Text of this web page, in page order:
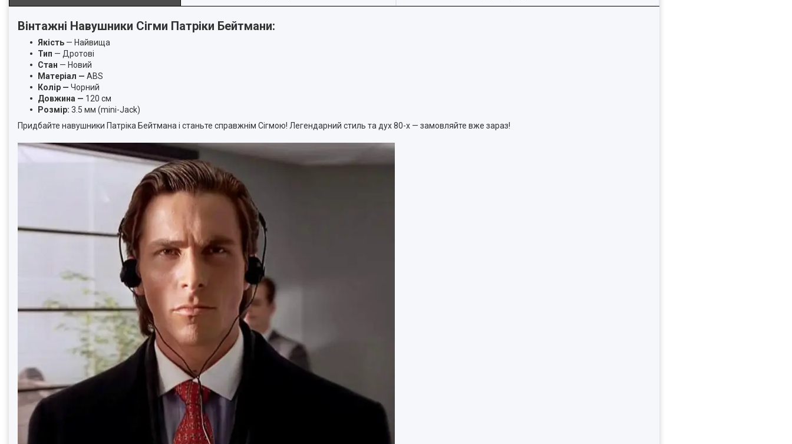
Вінтажні Навушники Сігми Патріки Бейтмани:
Якість — Найвища
Тип — Дротові
Стан — Новий
Матеріал — ABS
Колір — Чорний
Довжина — 120 см
Розмір: 3.5 мм (mini-Jack)
Придбайте навушники Патріка Бейтмана і станьте справжнім Сігмою! Легендарний стиль та дух 80-х — замовляйте вже зараз!